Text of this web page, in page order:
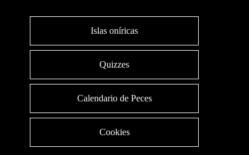
Islas oníricas
Quizzes
Calendario de Peces
Cookies